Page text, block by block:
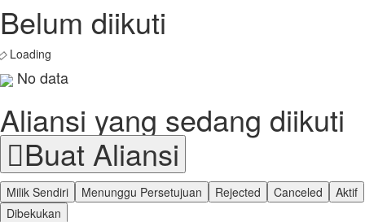
Belum diikuti
Loading
No data
Aliansi yang sedang diikuti
Buat Aliansi
Milik Sendiri Menunggu Persetujuan Rejected Canceled
Aktif
Dibekukan